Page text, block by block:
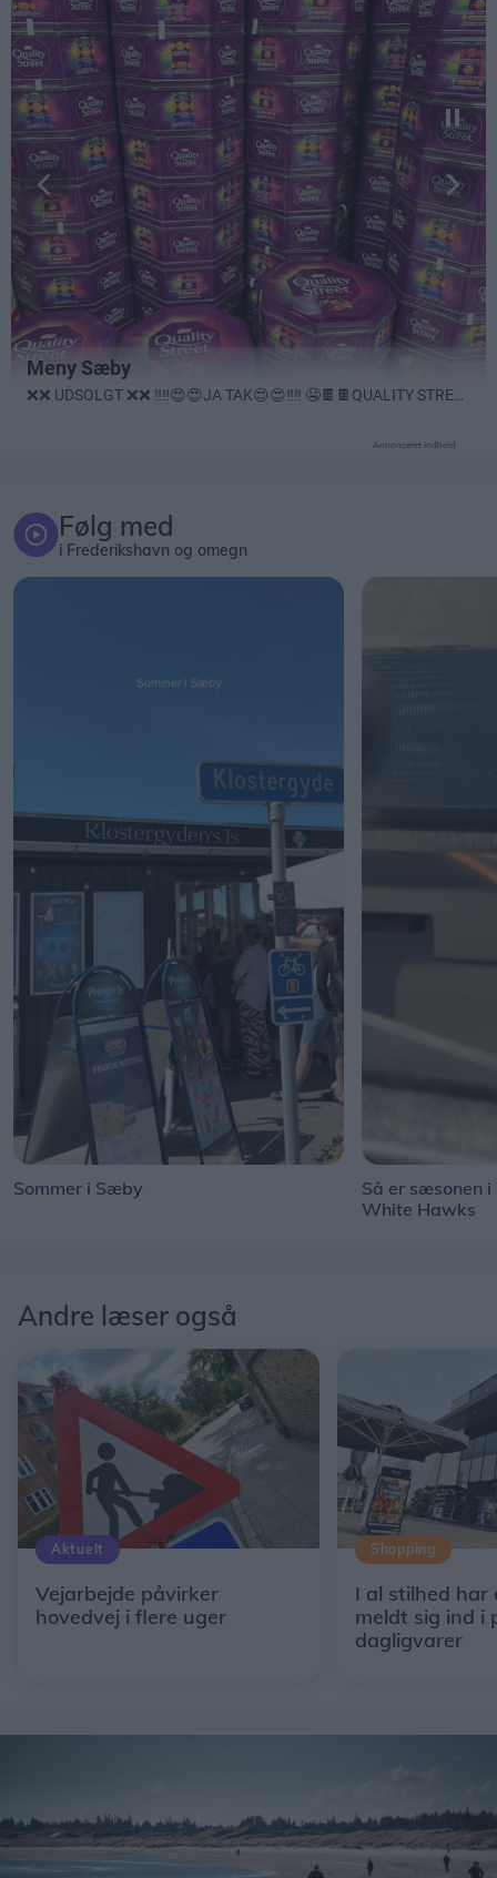
Annonceret indhold
Følg med
i Frederikshavn og omegn
Sommer i Sæby
Så er sæsonen
White Hawks
Andre læser også
Aktuelt
Vejarbejde påvirker
hovedvej i flere uger
Shopping
I al stilhed har
meldt sig ind i
dagligvarer